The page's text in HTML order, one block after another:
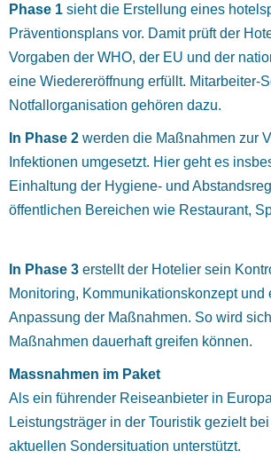
Phase 1 sieht die Erstellung eines
Präventionsplans vor. Damit prüft der
Vorgaben der WHO, der EU und der
eine Wiedereröffnung erfüllt. Mitarbeiter-
Notfallorganisation gehören dazu.
In Phase 2 werden die Maßnahmen zur
Infektionen umgesetzt. Hier geht es
Einhaltung der Hygiene- und
öffentlichen Bereichen wie Restaurant,
In Phase 3 erstellt der Hotelier sein
Monitoring, Kommunikationskonzept und
Anpassung der Maßnahmen. So wird
Maßnahmen dauerhaft greifen können.
Massnahmen im Paket
Als ein führender Reiseanbieter in
Leistungsträger in der Touristik gezielt
aktuellen Sondersituation unterstützt.